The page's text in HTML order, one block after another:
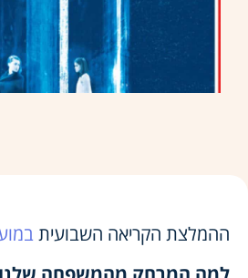
ההמלצת הקריאה השבועית